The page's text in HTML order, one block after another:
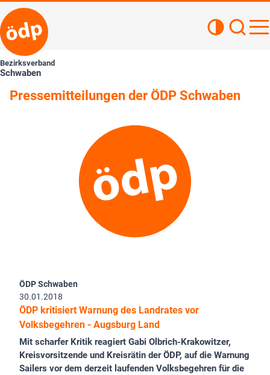
Bezirksverband
Schwaben
Pressemitteilungen der ÖDP Schwaben
ÖDP Schwaben
30.01.2018
ÖDP kritisiert Warnung des Landrates vor
Volksbegehren - Augsburg Land
Mit scharfer Kritik reagiert Gabi Olbrich-Krakowitzer,
Kreisvorsitzende und Kreisrätin der ÖDP, auf die Warnung
Sailers vor dem derzeit laufenden Volksbegehren für die